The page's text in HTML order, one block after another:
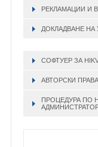
РЕКЛАМАЦИИ И
ДОКЛАДВАНЕ
СОФТУЕР ЗА
АВТОРСКИ ПРАВА
ПРОЦЕДУРА ПО